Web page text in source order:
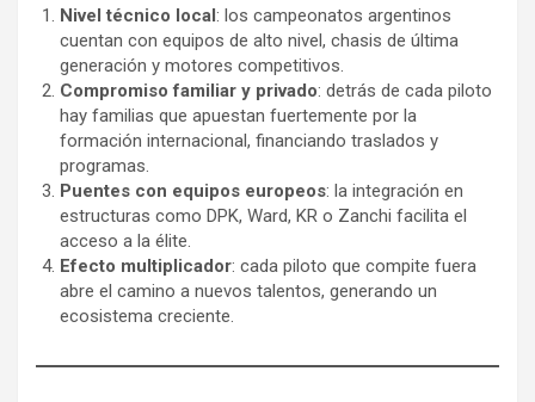
Nivel técnico local: los campeonatos argentinos
cuentan con equipos de alto nivel, chasis de última
generación y motores competitivos.
Compromiso familiar y privado: detrás de cada piloto
hay familias que apuestan fuertemente por la
formación internacional, financiando traslados y
programas.
Puentes con equipos europeos: la integración en
estructuras como DPK, Ward, KR o Zanchi facilita el
acceso a la élite.
Efecto multiplicador: cada piloto que compite fuera
abre el camino a nuevos talentos, generando un
ecosistema creciente.